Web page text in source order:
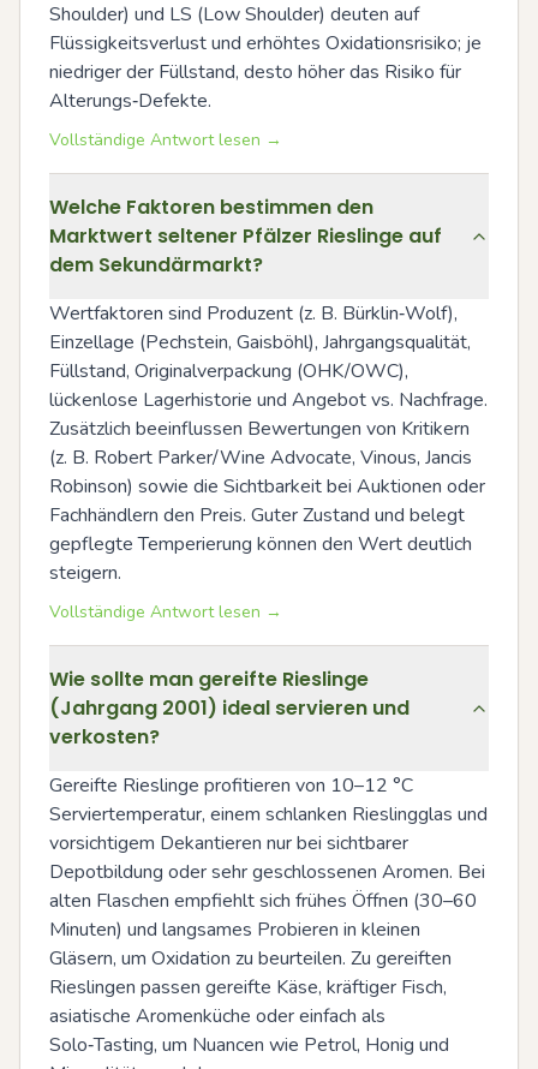
Shoulder) und LS (Low Shoulder) deuten auf
Flüssigkeitsverlust und erhöhtes Oxidationsrisiko; je
niedriger der Füllstand, desto höher das Risiko für
Alterungs‑Defekte.
Vollständige Antwort lesen →
Welche Faktoren bestimmen den
Marktwert seltener Pfälzer Rieslinge auf
dem Sekundärmarkt?
Wertfaktoren sind Produzent (z. B. Bürklin‑Wolf),
Einzellage (Pechstein, Gaisböhl), Jahrgangsqualität,
Füllstand, Originalverpackung (OHK/OWC),
lückenlose Lagerhistorie und Angebot vs. Nachfrage.
Zusätzlich beeinflussen Bewertungen von Kritikern
(z. B. Robert Parker/Wine Advocate, Vinous, Jancis
Robinson) sowie die Sichtbarkeit bei Auktionen oder
Fachhändlern den Preis. Guter Zustand und belegt
gepflegte Temperierung können den Wert deutlich
steigern.
Vollständige Antwort lesen →
Wie sollte man gereifte Rieslinge
(Jahrgang 2001) ideal servieren und
verkosten?
Gereifte Rieslinge profitieren von 10–12 °C
Serviertemperatur, einem schlanken Rieslingglas und
vorsichtigem Dekantieren nur bei sichtbarer
Depotbildung oder sehr geschlossenen Aromen. Bei
alten Flaschen empfiehlt sich frühes Öffnen (30–60
Minuten) und langsames Probieren in kleinen
Gläsern, um Oxidation zu beurteilen. Zu gereiften
Rieslingen passen gereifte Käse, kräftiger Fisch,
asiatische Aromenküche oder einfach als
Solo‑Tasting, um Nuancen wie Petrol, Honig und